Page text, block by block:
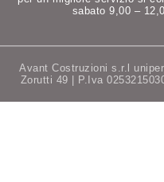
sabato 9,00 –
Avant Costruzioni s.r.l
Zorutti 49 | P.Iva